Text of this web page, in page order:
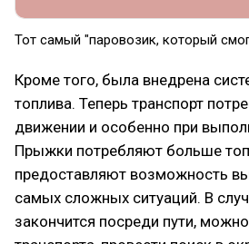
Тот самый "паровозик, который
Кроме того, была внедрена
топлива. Теперь транспорт
движении и особенно при
Прыжки потребляют больше
предоставляют возможность
самых сложных ситуаций. В
закончится посреди пути,